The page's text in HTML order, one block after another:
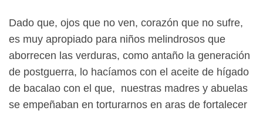
Dado que, ojos que no ven, corazón que no sufre,
es muy apropiado para niños melindrosos que
aborrecen las verduras, como antaño la generación
de postguerra, lo hacíamos con el aceite de hígado
de bacalao con el que, nuestras madres y abuelas
se empeñaban en torturarnos en aras de fortalecer